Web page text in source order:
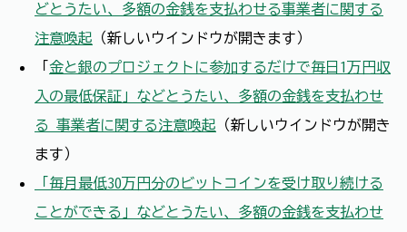
どとうたい、多額の金銭を支払わせる事業者に関する
注意喚起 （新しいウインドウが開きます）
「金と銀のプロジェクトに参加するだけで毎日1万円収
入の最低保証」などとうたい、多額の金銭を支払わせ
る 事業者に関する注意喚起 （新しいウインドウが開き
ます）
「毎月最低30万円分のビットコインを受け取り続ける
ことができる」などとうたい、多額の金銭を支払わせ